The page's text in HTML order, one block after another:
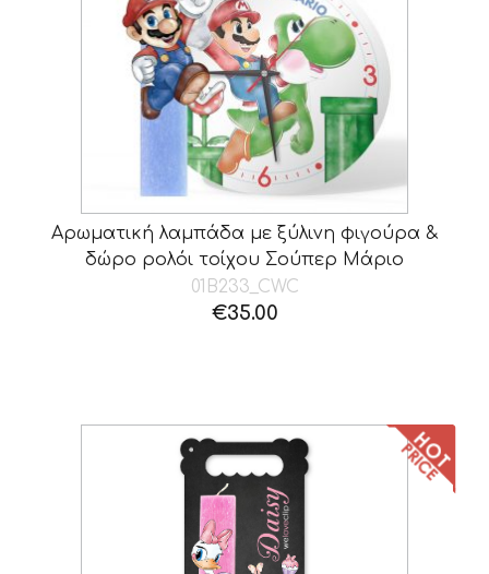
Αρωματική λαμπάδα με ξύλινη φιγούρα &
δώρο ρολόι τοίχου Σούπερ Μάριο
01B233_CWC
€35.00